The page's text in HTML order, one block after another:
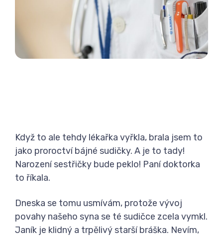
​Když to ale tehdy lékařka vyřkla, brala jsem to
jako proroctví bájné sudičky. A je to tady!
Narození sestřičky bude peklo! Paní doktorka
to říkala.
Dneska se tomu usmívám, protože vývoj
povahy našeho syna se té sudičce zcela vymkl.
Janík je klidný a trpělivý starší bráška. Nevím,